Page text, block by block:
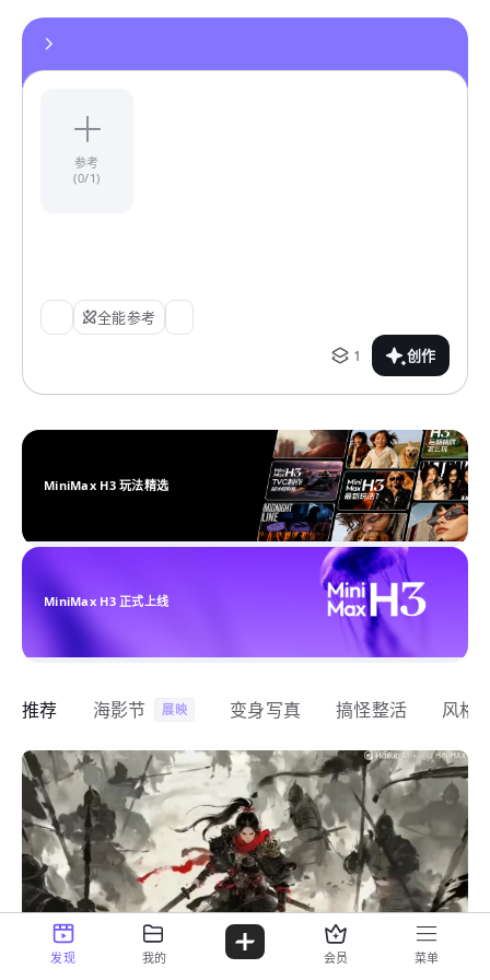
参考
(0/1)
全能参考
1
创作
MiniMax H3 玩法精选
MiniMax H3 正式上线
推荐 海影节 展映 变身写真 搞怪整活 风格
发现 我的 会员 菜单